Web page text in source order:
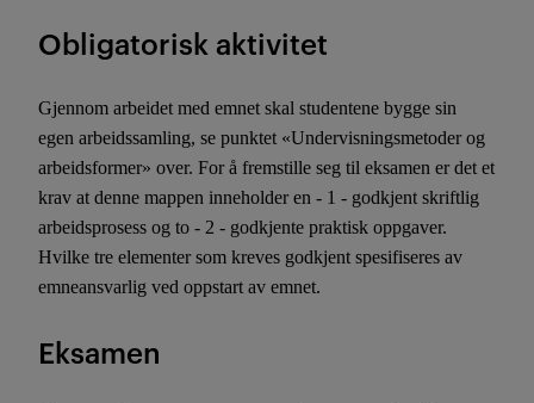
Obligatorisk aktivitet
Gjennom arbeidet med emnet skal studentene bygge sin
egen arbeidssamling, se punktet «Undervisningsmetoder og
arbeidsformer» over. For å fremstille seg til eksamen er det et
krav at denne mappen inneholder en - 1 - godkjent skriftlig
arbeidsprosess og to - 2 - godkjente praktisk oppgaver.
Hvilke tre elementer som kreves godkjent spesifiseres av
emneansvarlig ved oppstart av emnet.
Eksamen